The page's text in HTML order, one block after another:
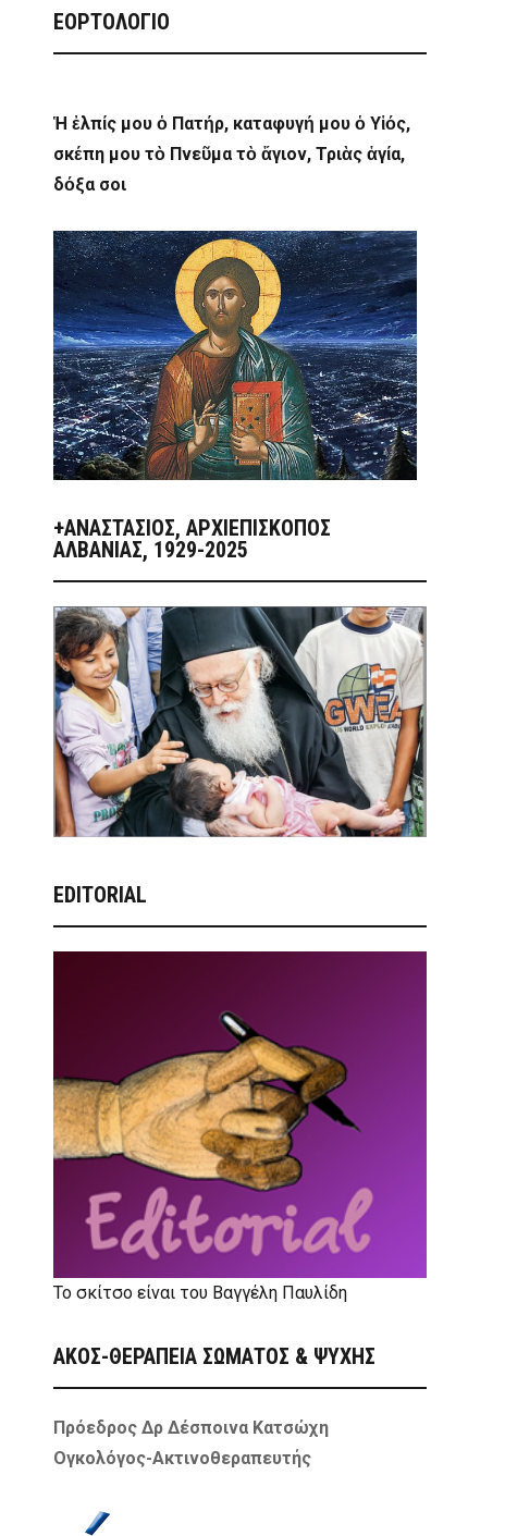
ΕΟΡΤΟΛΟΓΙΟ
Ἡ ἐλπίς μου ὁ Πατήρ, καταφυγή μου ὁ Υἱός,
σκέπη μου τὸ Πνεῦμα τὸ ἅγιον, Τριὰς ἁγία,
δόξα σοι
+ΑΝΑΣΤΆΣΙΟΣ, ΑΡΧΙΕΠΊΣΚΟΠΟΣ
ΑΛΒΑΝΊΑΣ, 1929-2025
EDITORIAL
Το σκίτσο είναι του Βαγγέλη Παυλίδη
ΑΚΟΣ-ΘΕΡΑΠΕΙΑ ΣΩΜΑΤΟΣ & ΨΥΧΗΣ
Πρόεδρος Δρ Δέσποινα Κατσώχη
Ογκολόγος-Ακτινοθεραπευτής